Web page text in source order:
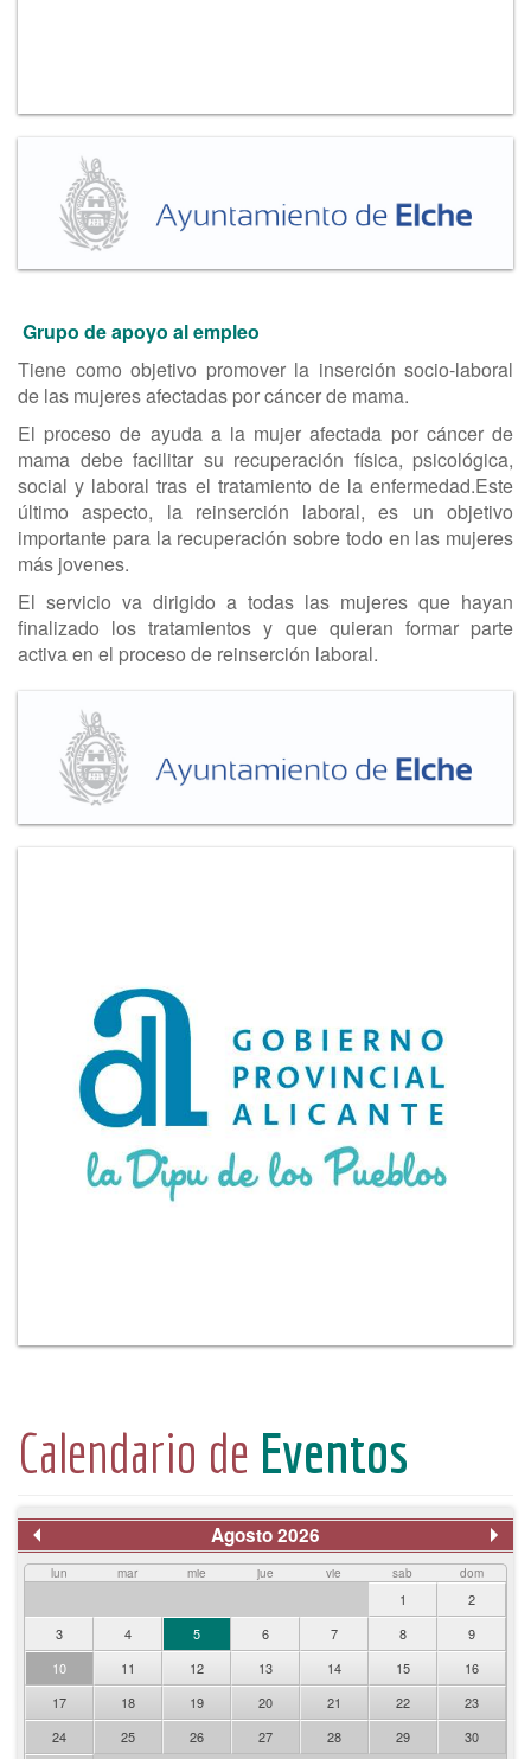
Grupo de apoyo al empleo
Tiene como objetivo promover la inserción socio-laboral
de las mujeres afectadas por cáncer de mama.
El proceso de ayuda a la mujer afectada por cáncer de
mama debe facilitar su recuperación física, psicológica,
social y laboral tras el tratamiento de la enfermedad.Este
último aspecto, la reinserción laboral, es un objetivo
importante para la recuperación sobre todo en las mujeres
más jovenes.
El servicio va dirigido a todas las mujeres que hayan
finalizado los tratamientos y que quieran formar parte
activa en el proceso de reinserción laboral.
Calendario de Eventos
Agosto 2026
lun mar mie jue vie sab dom
1
2
3
4 5 6 7 8
9
10
11 12 13 14 15
16
17
18 19 20 21 22
23
24
25 26 27 28 29 30